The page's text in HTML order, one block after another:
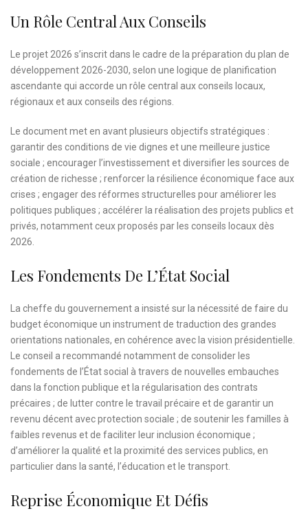
Un Rôle Central Aux Conseils
Le projet 2026 s’inscrit dans le cadre de la préparation du plan de
développement 2026-2030, selon une logique de planification
ascendante qui accorde un rôle central aux conseils locaux,
régionaux et aux conseils des régions.
Le document met en avant plusieurs objectifs stratégiques :
garantir des conditions de vie dignes et une meilleure justice
sociale ; encourager l’investissement et diversifier les sources de
création de richesse ; renforcer la résilience économique face aux
crises ; engager des réformes structurelles pour améliorer les
politiques publiques ; accélérer la réalisation des projets publics et
privés, notamment ceux proposés par les conseils locaux dès
2026.
Les Fondements De L’État Social
La cheffe du gouvernement a insisté sur la nécessité de faire du
budget économique un instrument de traduction des grandes
orientations nationales, en cohérence avec la vision présidentielle.
Le conseil a recommandé notamment de consolider les
fondements de l’État social à travers de nouvelles embauches
dans la fonction publique et la régularisation des contrats
précaires ; de lutter contre le travail précaire et de garantir un
revenu décent avec protection sociale ; de soutenir les familles à
faibles revenus et de faciliter leur inclusion économique ;
d’améliorer la qualité et la proximité des services publics, en
particulier dans la santé, l’éducation et le transport.
Reprise Économique Et Défis